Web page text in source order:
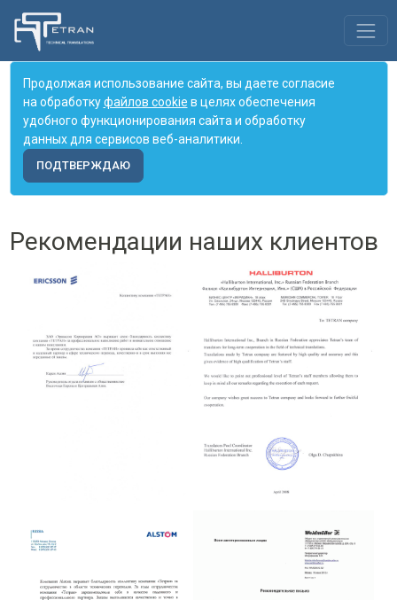
Продолжая использование сайта, вы даете согласие
на обработкуфайлов cookie в целях обеспечения
удобного функционирования сайта и обработку
данных для сервисов веб-аналитики.
ПОДТВЕРЖДАЮ
Рекомендации наших клиентов